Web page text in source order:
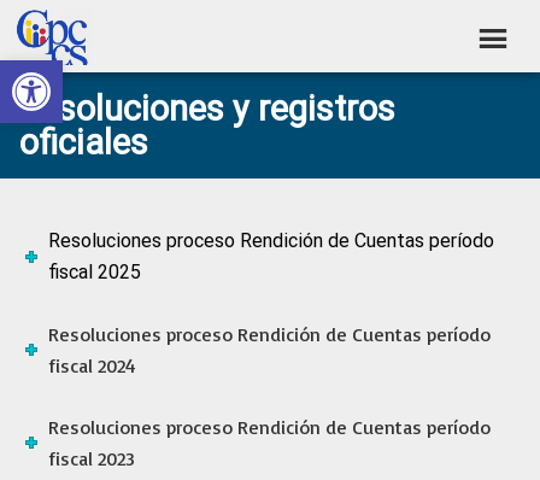
Abrir barra de herramientas
Skip
to
primary
navigation
Skip
to
main
content
Skip
to
primary
sidebar
Skip
to
footer
Consejo
de
Participación
Control
Social
Construyendo
Poder
Ciudadano
Resoluciones y registros
oficiales
Resoluciones proceso Rendición de Cuentas período
fiscal 2025
Resoluciones proceso Rendición de Cuentas período
fiscal 2024
Resoluciones proceso Rendición de Cuentas período
fiscal 2023